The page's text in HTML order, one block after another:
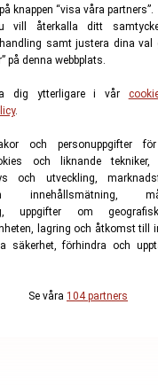
knappen “visa våra partners”.
vill återkalla ditt
samt justera dina val
på denna webbplats.
dig ytterligare i vår
.
och personuppgifter
och liknande
och utveckling,
uppgifter om
lagring och åtkomst till
säkerhet, förhindra och
Se våra 104 partners
och